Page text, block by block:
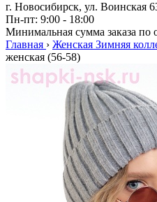
г. Новосибирск, ул. Воинская
Пн-пт: 9:00 - 18:00
Минимальная сумма заказа по
Главная › Женская Зимняя
женская (56-58)